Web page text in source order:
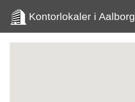
Kontorlokaler i Aalborg